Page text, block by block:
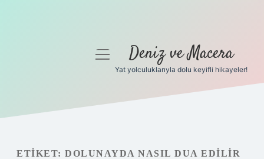
Gizlilik Politikası
menüyüDeniz ve Macera
Yat yolculuklarıyla dolu keyifli hikayeler!
ETIKET: DOLUNAYDA NASIL DUA EDILIR